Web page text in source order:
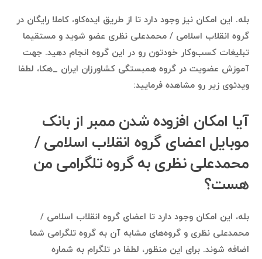
بله. این امکان نیز وجود دارد تا از طریق ایده‌کاو، کاملا رایگان در
گروه انقلاب اسلامی / محمدعلی نظری عضو شوید و مستقیما
تبلیغات کسب‌وکار خودتون رو در این گروه انجام دهید. جهت
آموزش عضویت در گروه همبستگی کشاورزان ایران _هکا، لطفا
ویدئوی زیر رو مشاهده فرمایید:
آیا امکان افزوده شدن ممبر از بانک
موبایل اعضای گروه انقلاب اسلامی /
محمدعلی نظری به گروه تلگرامی من
هست؟
بله، این امکان وجود دارد تا اعضای گروه انقلاب اسلامی /
محمدعلی نظری و گروه‌های مشابه آن به گروه تلگرامی شما
اضافه شوند. برای این منظور، لطفا در تلگرام به شماره